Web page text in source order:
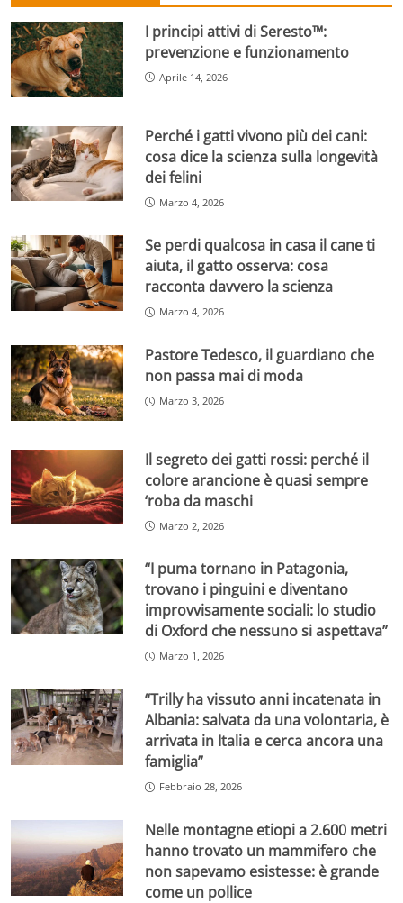
I principi attivi di Seresto™:
prevenzione e funzionamento
Aprile 14, 2026
Perché i gatti vivono più dei cani:
cosa dice la scienza sulla longevità
dei felini
Marzo 4, 2026
Se perdi qualcosa in casa il cane ti
aiuta, il gatto osserva: cosa
racconta davvero la scienza
Marzo 4, 2026
Pastore Tedesco, il guardiano che
non passa mai di moda
Marzo 3, 2026
Il segreto dei gatti rossi: perché il
colore arancione è quasi sempre
‘roba da maschi
Marzo 2, 2026
“I puma tornano in Patagonia,
trovano i pinguini e diventano
improvvisamente sociali: lo studio
di Oxford che nessuno si aspettava”
Marzo 1, 2026
“Trilly ha vissuto anni incatenata in
Albania: salvata da una volontaria, è
arrivata in Italia e cerca ancora una
famiglia”
Febbraio 28, 2026
Nelle montagne etiopi a 2.600 metri
hanno trovato un mammifero che
non sapevamo esistesse: è grande
come un pollice